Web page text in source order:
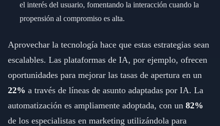
el interés del usuario, fomentando la interacción cuando la
propensión al compromiso es alta.
Aprovechar la tecnología hace que estas estrategias sean
escalables. Las plataformas de IA, por ejemplo, ofrecen
oportunidades para mejorar las tasas de apertura en un
22% a través de líneas de asunto adaptadas por IA. La
automatización es ampliamente adoptada, con un 82%
de los especialistas en marketing utilizándola para